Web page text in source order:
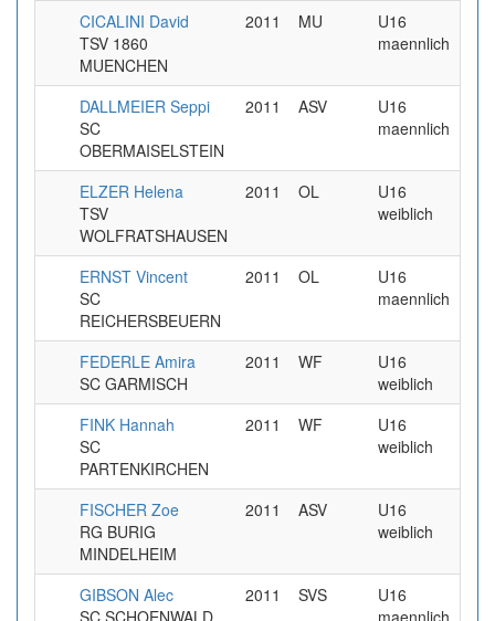
CICALINI David
TSV 1860
MUENCHEN
2011 MU
U16
maennlich
DALLMEIER Seppi
SC
OBERMAISELSTEIN
2011 ASV
U16
maennlich
ELZER Helena
TSV
WOLFRATSHAUSEN
2011 OL
U16
weiblich
ERNST Vincent
SC
REICHERSBEUERN
2011 OL
U16
maennlich
FEDERLE Amira
SC GARMISCH
2011 WF
U16
weiblich
FINK Hannah
SC
PARTENKIRCHEN
2011 WF
U16
weiblich
FISCHER Zoe
RG BURIG
MINDELHEIM
2011 ASV
U16
weiblich
GIBSON Alec
2011 SVS
U16